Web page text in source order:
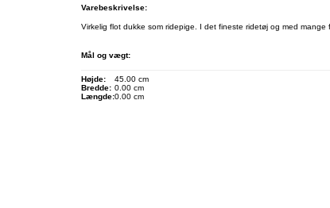
Varebeskrivelse:
Virkelig flot dukke som ridepige. I det fineste ridetøj og med
Mål og vægt:
Højde:
45.00 cm
Bredde: 0.00 cm
Længde:0.00 cm